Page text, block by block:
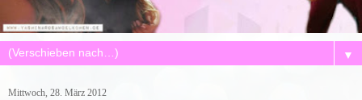
▼
Mittwoch, 28. März 2012